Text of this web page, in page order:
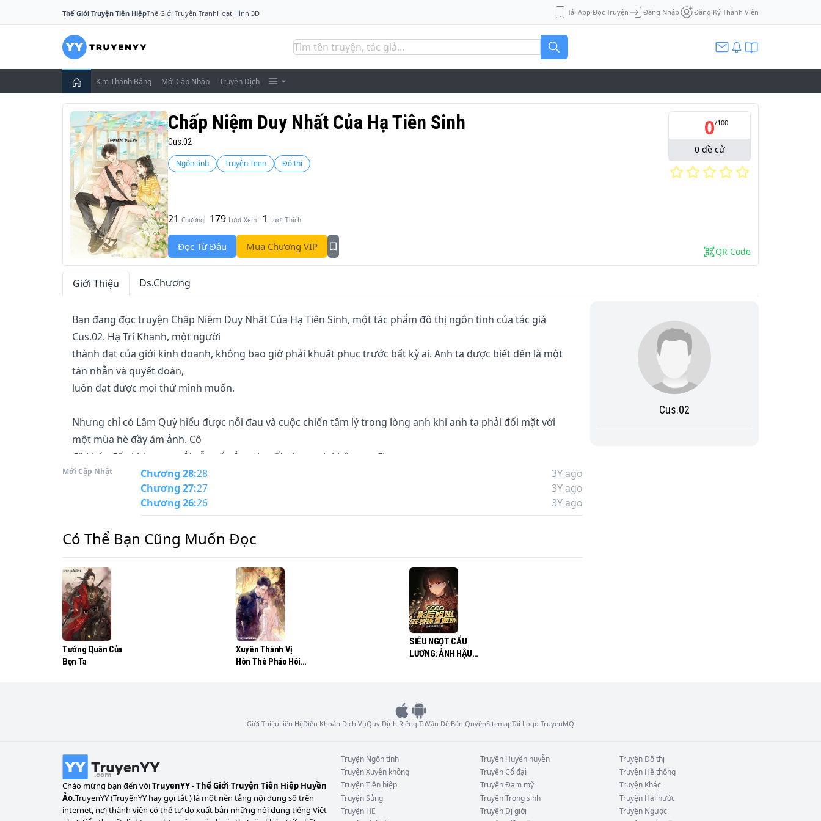
Thế Giới Truyện Tiên HiệpThế Giới Truyện TranhHoạt Hình 3D Tải App Đọc Truyện Đăng Nhập Đăng Ký Thành Viên
Kim Thánh Bảng Mới Cập Nhập Truyện Dịch
Chấp Niệm Duy Nhất Của Hạ Tiên Sinh
Cus.02
Ngôn tình Truyện Teen Đô thị
21 Chương 179 Lượt Xem 1 Lượt Thích
Đọc Từ Đầu Mua Chương VIP
0/100
0 đề cử
QR Code
Giới Thiệu Ds.Chương
Bạn đang đọc truyện Chấp Niệm Duy Nhất Của Hạ Tiên Sinh, một tác phẩm đô thị ngôn tình của tác giả
Cus.02. Hạ Trí Khanh, một người
thành đạt của giới kinh doanh, không bao giờ phải khuất phục trước bất kỳ ai. Anh ta được biết đến là một
tàn nhẫn và quyết đoán,
luôn đạt được mọi thứ mình muốn.
Nhưng chỉ có Lâm Quỳ hiểu được nỗi đau và cuộc chiến tâm lý trong lòng anh khi anh ta phải đối mặt với
một mùa hè đầy ám ảnh. Cô
đã khóc đến khi sưng mắt vẫn cố gắng thuyết phục anh không ra đi.
"Cho em một cuộc sống yên bình và an toàn, anh có thể lấy cả tính mạng của em."
Nhạc Tiên Sinh Đang Không Vui.
Mới Cập Nhật Chương 28:28
3Y ago
Chương 27:27
3Y ago
Chương 26:26 3Y ago
Có Thể Bạn Cũng Muốn Đọc
Tướng Quân Của
Bọn Ta
Xuyên Thành Vị
Hôn Thê Pháo Hôi
SIÊU NGỌT CẨU
LƯƠNG: ẢNH HẬU
Cus.02
Giới ThiệuLiên HệĐiều Khoản Dịch VụQuy Định Riêng TưVấn Đề Bản QuyềnSitemapTải Logo TruyenMQ
Chào mừng bạn đến vớiTruyenYY - Thế Giới Truyện Tiên Hiệp Huyền
Ảo.TruyenYY (TruyệnYY hay gọi tắt ) là một nền tảng nội dung số trên
internet, nơi thành viên có thể tự do xuất bản những nội dung tiếng Việt
Truyện Ngôn tình Truyện Huyền huyễn TruyệnĐô thị
TruyệnXuyên không TruyệnCổ đại Truyện Hệ thống
TruyệnTiên hiệp TruyệnĐam mỹ Truyện Khác
TruyệnSủng TruyệnTrọng sinh Truyện Hài hước
Truyện HE Truyện Dị giới Truyện Ngược